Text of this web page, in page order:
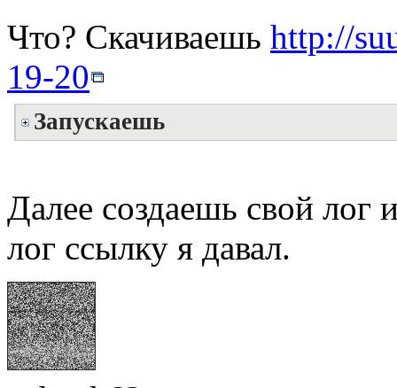
Что? Скачиваешь http://
19-20
Запускаешь
Далее создаешь свой лог
лог ссылку я давал.